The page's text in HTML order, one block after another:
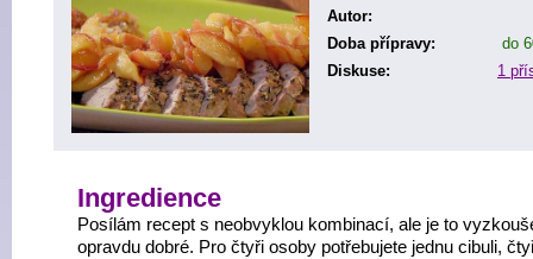
Autor:
Doba přípravy:
do
Diskuse:
1
Ingredience
Posílám recept s neobvyklou kombinací, ale je to
opravdu dobré. Pro čtyři osoby potřebujete jednu cibuli,